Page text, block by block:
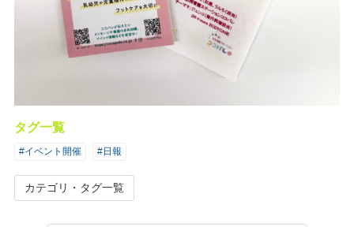
タグ一覧
#イベント開催 #日報
カテゴリ・タグ一覧